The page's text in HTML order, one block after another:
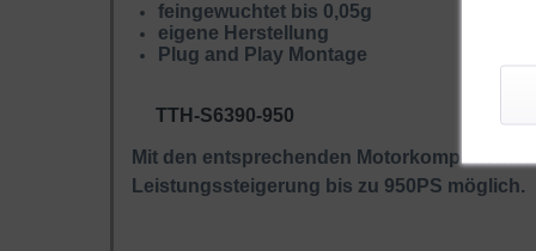
feingewuchtet bis 0,05g
eigene Herstellung
Plug and Play Montage
TTH-S6390-950
Mit den entsprechenden
Leistungssteigerung bis zu 950PS möglich.